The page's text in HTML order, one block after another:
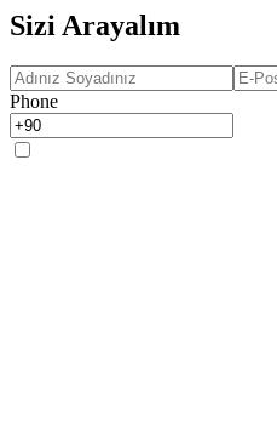
Sizi Arayalım
Phone